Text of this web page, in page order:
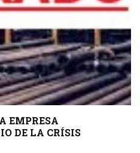
EMPRESA
DE LA CRÍSIS